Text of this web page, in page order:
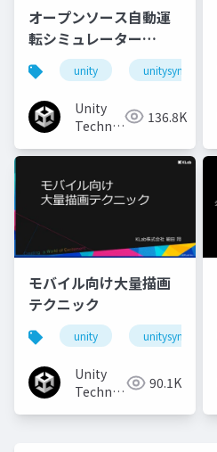
オープンソース自動運
転シミュレーター
「AWSIM」のご紹介と
実装事例
unity unitysync
Unity
Technologies136.8K
モバイル向け大量描画
テクニック
unity unitysync
Unity
Technologies90.1K